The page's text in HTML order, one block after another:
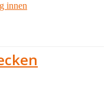
innen